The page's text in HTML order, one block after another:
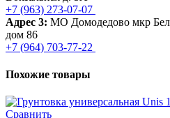
+7 (963) 273-07-07
Адрес 3: МО Домодедово мкр
дом 86
+7 (964) 703-77-22
Похожие товары
Сравнить